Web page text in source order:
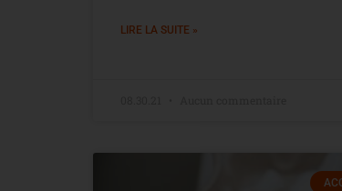
LIRE LA SUITE »